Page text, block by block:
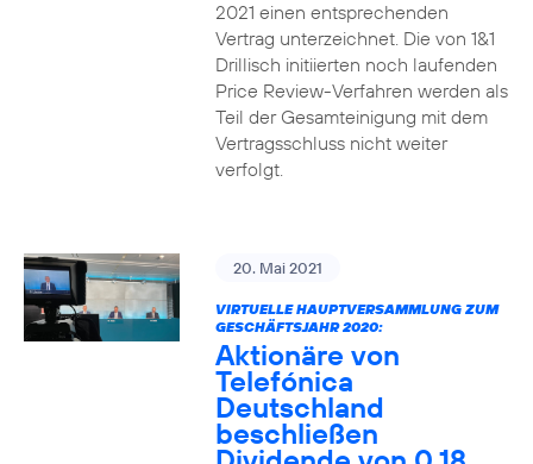
2021 einen entsprechenden
Vertrag unterzeichnet. Die von 1&1
Drillisch initiierten noch laufenden
Price Review-Verfahren werden als
Teil der Gesamteinigung mit dem
Vertragsschluss nicht weiter
verfolgt.
20. Mai 2021
VIRTUELLE HAUPTVERSAMMLUNG ZUM
GESCHÄFTSJAHR 2020:
Aktionäre von
Telefónica
Deutschland
beschließen